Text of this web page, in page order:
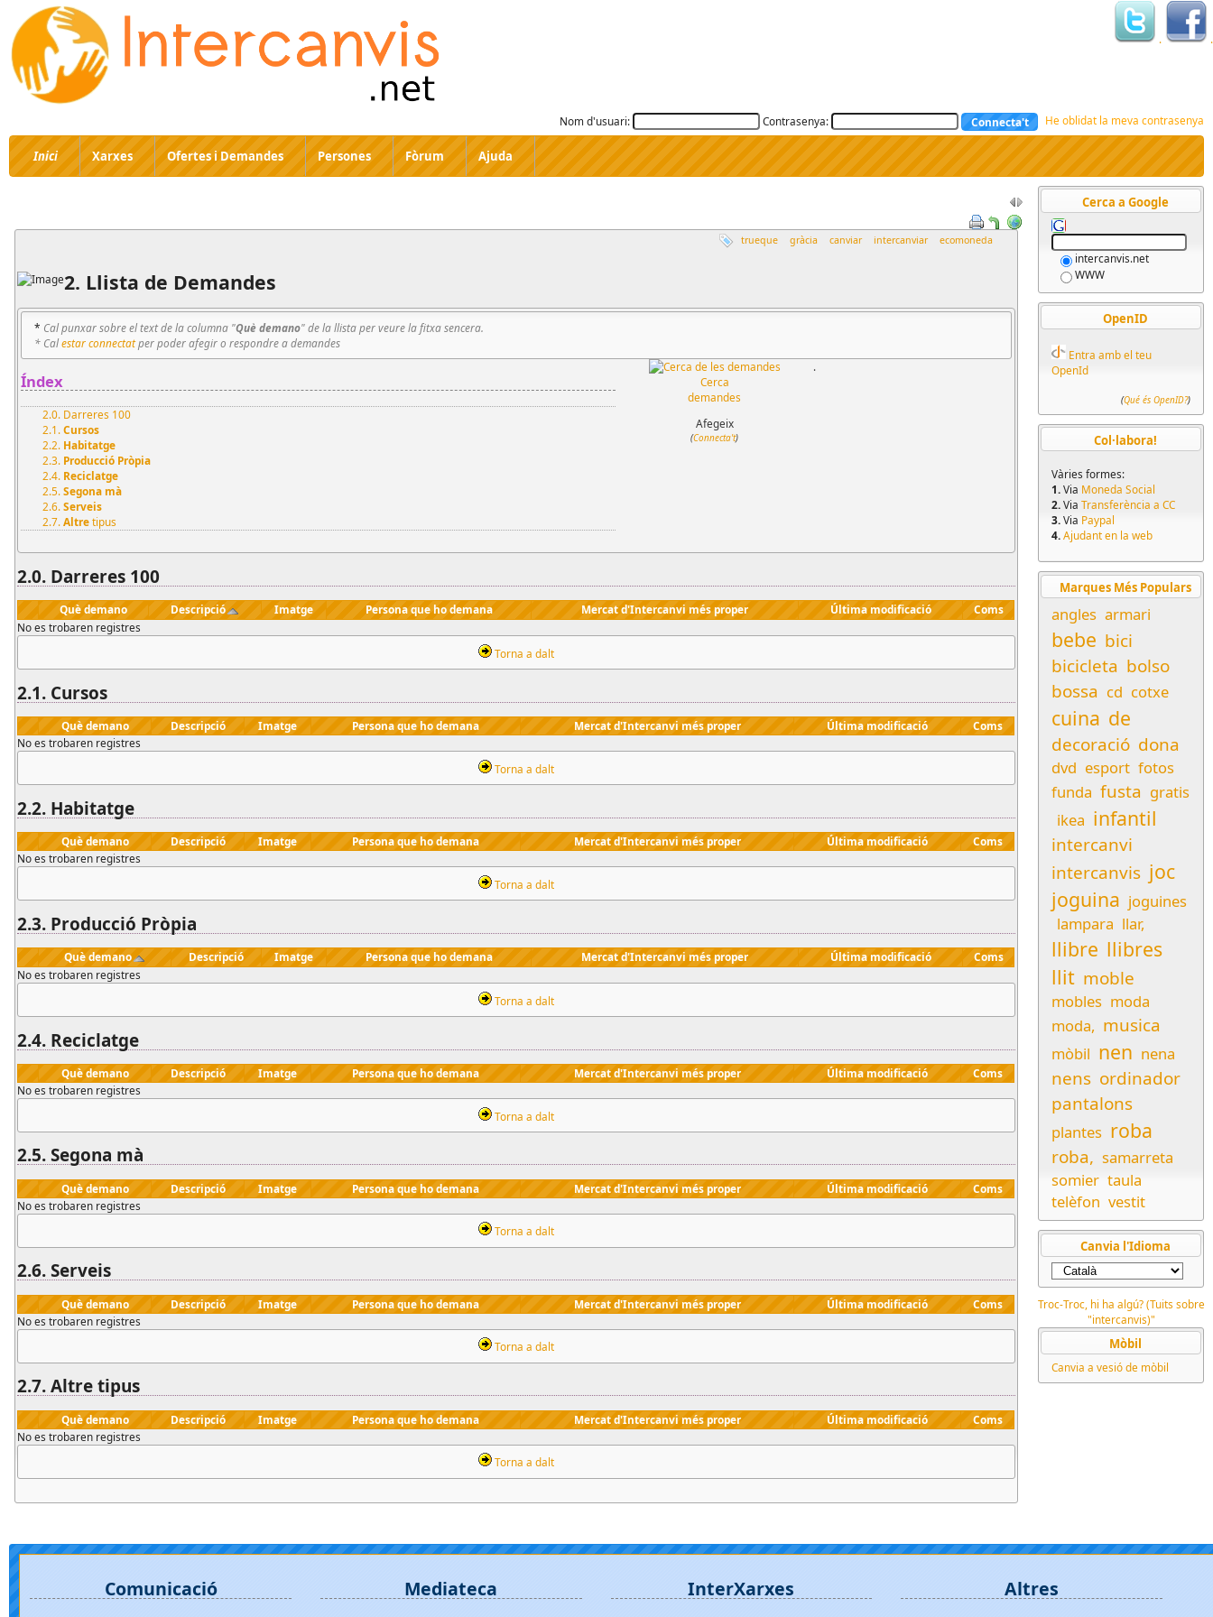
. .
Nom d'usuari: Contrasenya: He oblidat la meva contrasenya
Inici Xarxes Ofertes i Demandes Persones Fòrum Ajuda
trueque gràcia canviar intercanviar ecomoneda
2. Llista de Demandes
* Cal punxar sobre el text de la columna "Què demano" de la llista per veure la fitxa sencera.
* Calestar connectatper poder afegir o respondre a demandes
Índex
2.0. Darreres 100
2.1.Cursos
2.2. Habitatge
2.3. Producció Pròpia
2.4. Reciclatge
2.5.Segona mà
2.6.Serveis
2.7.Altretipus
Cerca
demandes
Afegeix
(Connecta't)
.
2.0. Darreres 100
Què demano Descripció Imatge Persona que ho demana Mercat d'Intercanvi més proper Última modificació
Coms
No es trobaren registres
Torna a dalt
2.1. Cursos
Què demano Descripció Imatge Persona que ho demana Mercat d'Intercanvi més proper Última modificació
Coms
No es trobaren registres
Torna a dalt
2.2. Habitatge
Què demano Descripció Imatge Persona que ho demana Mercat d'Intercanvi més proper Última modificació
Coms
No es trobaren registres
Torna a dalt
2.3. Producció Pròpia
Què demano Descripció Imatge Persona que ho demana Mercat d'Intercanvi més proper Última modificació
Coms
No es trobaren registres
Torna a dalt
2.4. Reciclatge
Què demano Descripció Imatge Persona que ho demana Mercat d'Intercanvi més proper Última modificació
Coms
No es trobaren registres
Torna a dalt
2.5.Segona mà
Què demano Descripció Imatge Persona que ho demana Mercat d'Intercanvi més proper Última modificació
Coms
No es trobaren registres
Torna a dalt
2.6.Serveis
Què demano Descripció Imatge Persona que ho demana Mercat d'Intercanvi més proper Última modificació
Coms
No es trobaren registres
Torna a dalt
2.7.Altretipus
Què demano Descripció Imatge Persona que ho demana Mercat d'Intercanvi més proper Última modificació
Coms
No es trobaren registres
Torna a dalt
Cerca a Google
intercanvis.net
WWW
OpenID
Entra amb el teu
OpenId
(Qué és OpenID?)
Col·labora!
Vàries formes:
1.Via Moneda Social
2.ViaTransferència a CC
3.Via Paypal
4.Ajudant en la web
Marques Més Populars
angles armari
bebe bici
bicicleta bolso
bossa cd cotxe
cuina de
decoració dona
dvd esport fotos
funda fusta gratis
ikea infantil
intercanvi
intercanvis joc
joguina joguines
lampara llar,
llibre llibres
llit moble
mobles moda
moda, musica
mòbil nen nena
nens ordinador
pantalons
plantes roba
roba, samarreta
somier taula
telèfon vestit
Canvia l'Idioma
Troc-Troc, hi ha algú? (Tuits sobre
"intercanvis)"
Mòbil
Canvia a vesió de mòbil
Comunicació Mediateca InterXarxes Altres